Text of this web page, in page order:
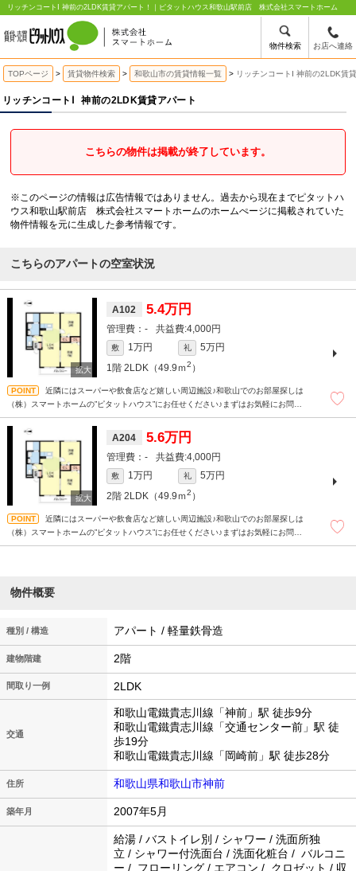
物件検索 お店へ連絡
リッチンコートⅠ 神前の2LDK賃貸アパート！｜ピタットハウス和歌山駅前店 株式会社スマートホーム
TOPページ 賃貸物件検索 和歌山市の賃貸情報一覧 リッチンコートⅠ 神前の2LDK賃
リッチンコートⅠ 神前の2LDK賃貸アパート
こちらの物件は掲載が終了しています。
※このページの情報は広告情報ではありません。過去から現在までピタットハ
ウス和歌山駅前店 株式会社スマートホームのホームぺージに掲載されていた
物件情報を元に生成した参考情報です。
こちらのアパートの空室状況
A102 5.4万円
- 4,000円
敷 1万円 礼
5万円
1階 2LDK（49.9ｍ2 ）
近隣にはスーパーや飲食店など嬉しい周辺施設♪和歌山でのお部屋探しは
（株）スマートホームの”ピタットハウス”にお任せください♪まずはお気軽にお問合
A204 5.6万円
- 4,000円
敷 1万円 礼
5万円
2階 2LDK（49.9ｍ2 ）
近隣にはスーパーや飲食店など嬉しい周辺施設♪和歌山でのお部屋探しは
（株）スマートホームの”ピタットハウス”にお任せください♪まずはお気軽にお問合
物件概要
種別 / 構造 アパート / 軽量鉄骨造
建物階建 2階
間取り一例 2LDK
交通
和歌山電鐵貴志川線「神前」駅 徒歩9分
和歌山電鐵貴志川線「交通センター前」駅 徒
歩19分
和歌山電鐵貴志川線「岡崎前」駅 徒歩28分
住所 和歌山県和歌山市神前
築年月 2007年5月
給湯 / バストイレ別 / シャワー / 洗面所独
立 / シャワー付洗面台 / 洗面化粧台 / バルコニ
ー / フローリング / エアコン / クロゼット / 収